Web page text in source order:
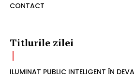
CONTACT
Titlurile zilei
ILUMINAT PUBLIC INTELIGENT ÎN DEVA